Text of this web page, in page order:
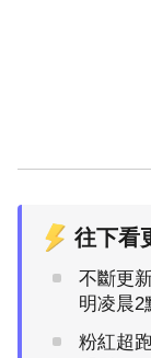
往下看
不斷更
明凌晨2
粉紅超